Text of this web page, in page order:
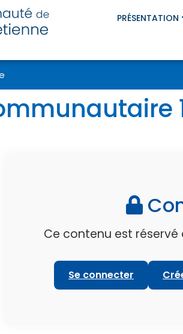
PRÉSENTATION
Ce contenu est réservé
Se connecter